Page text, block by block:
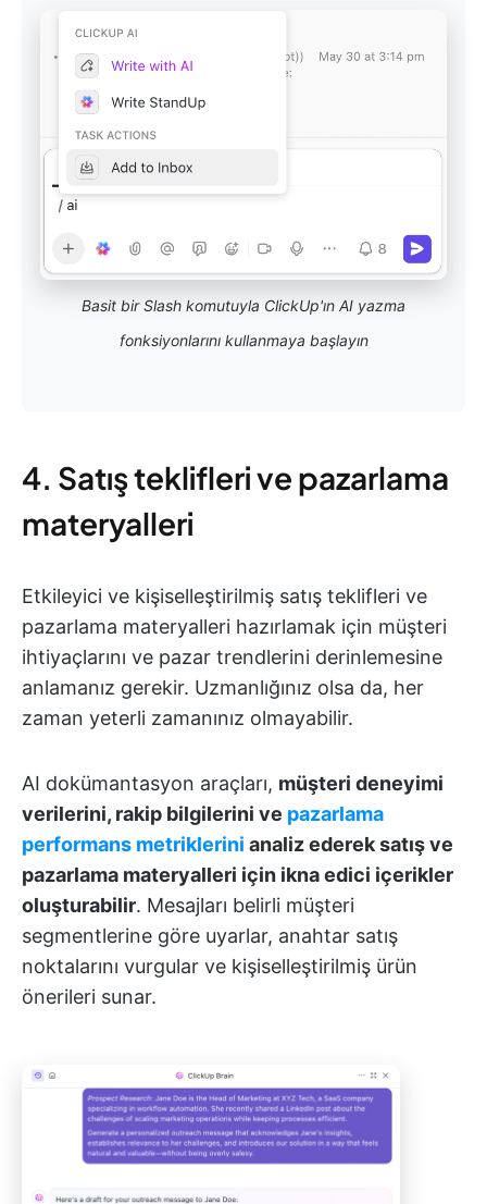
Basit bir Slash komutuyla ClickUp'ın AI yazma
fonksiyonlarını kullanmaya başlayın
4. Satış teklifleri ve pazarlama
materyalleri
Etkileyici ve kişiselleştirilmiş satış teklifleri ve
pazarlama materyalleri hazırlamak için müşteri
ihtiyaçlarını ve pazar trendlerini derinlemesine
anlamanız gerekir. Uzmanlığınız olsa da, her
zaman yeterli zamanınız olmayabilir.
AI dokümantasyon araçları, müşteri deneyimi
verilerini, rakip bilgilerini ve pazarlama
performans metriklerini analiz ederek satış ve
pazarlama materyalleri için ikna edici içerikler
oluşturabilir. Mesajları belirli müşteri
segmentlerine göre uyarlar, anahtar satış
noktalarını vurgular ve kişiselleştirilmiş ürün
önerileri sunar.